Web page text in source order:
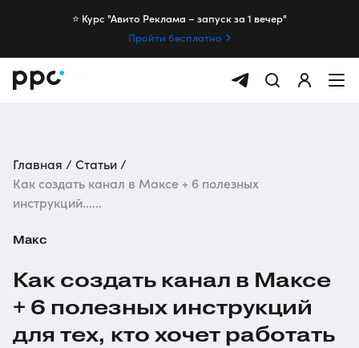
⭐️ Курс "Авито Реклама – запуск за 1 вечер"
Пройти бесплатно
Главная
Статьи
Как создать канал в Максе + 6 полезных
инструкций......
Макс
Как создать канал в Максе
+ 6 полезных инструкций
для тех, кто хочет работать